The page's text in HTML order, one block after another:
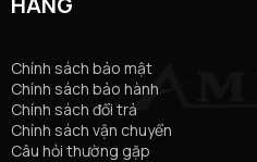
Chính sách bảo mật
Chính sách bảo hành
Chính sách đổi trả
Chính sách vận chuyển
Câu hỏi thường gặp